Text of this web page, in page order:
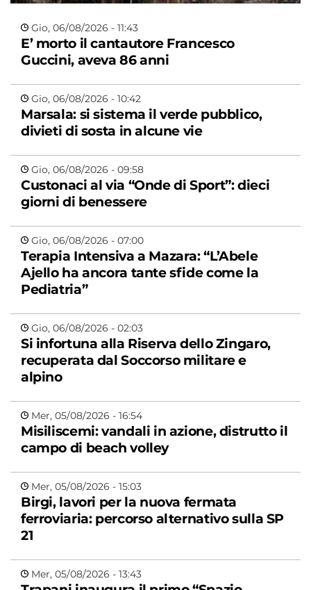
Gio, 06/08/2026 - 11:43
E’ morto il cantautore Francesco
Guccini, aveva 86 anni
Gio, 06/08/2026 - 10:42
Marsala: si sistema il verde pubblico,
divieti di sosta in alcune vie
Gio, 06/08/2026 - 09:58
Custonaci al via “Onde di Sport”: dieci
giorni di benessere
Gio, 06/08/2026 - 07:00
Terapia Intensiva a Mazara: “L’Abele
Ajello ha ancora tante sfide come la
Pediatria”
Gio, 06/08/2026 - 02:03
Si infortuna alla Riserva dello Zingaro,
recuperata dal Soccorso militare e
alpino
Mer, 05/08/2026 - 16:54
Misiliscemi: vandali in azione, distrutto il
campo di beach volley
Mer, 05/08/2026 - 15:03
Birgi, lavori per la nuova fermata
ferroviaria: percorso alternativo sulla SP
21
Mer, 05/08/2026 - 13:43